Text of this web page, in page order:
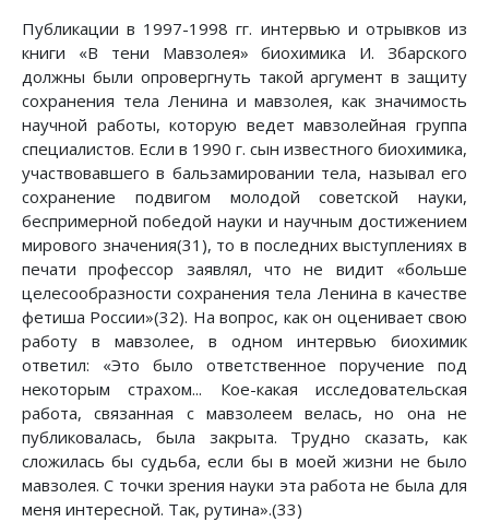
Публикации в 1997-1998 гг. интервью и отрывков из
книги «В тени Мавзолея» биохимика И. Збарского
должны были опровергнуть такой аргумент в защиту
сохранения тела Ленина и мавзолея, как значимость
научной работы, которую ведет мавзолейная группа
специалистов. Если в 1990 г. сын известного биохимика,
участвовавшего в бальзамировании тела, называл его
сохранение подвигом молодой советской науки,
беспримерной победой науки и научным достижением
мирового значения(31), то в последних выступлениях в
печати профессор заявлял, что не видит «больше
целесообразности сохранения тела Ленина в качестве
фетиша России»(32). На вопрос, как он оценивает свою
работу в мавзолее, в одном интервью биохимик
ответил: «Это было ответственное поручение под
некоторым страхом... Кое-какая исследовательская
работа, связанная с мавзолеем велась, но она не
публиковалась, была закрыта. Трудно сказать, как
сложилась бы судьба, если бы в моей жизни не было
мавзолея. С точки зрения науки эта работа не была для
меня интересной. Так, рутина».(33)